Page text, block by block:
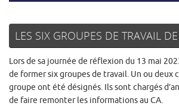
LES SIX GROUPES DE TRAVAIL
Lors de sa journée de réflexion du 13 mai
de former six groupes de travail. Un ou deux
groupe ont été désignés. Ils sont chargés
de faire remonter les informations au CA.